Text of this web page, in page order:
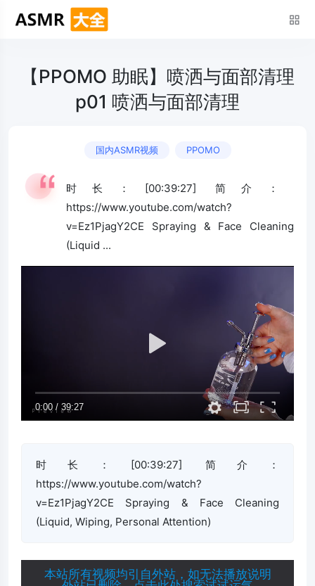
【PPOMO 助眠】喷洒与面部清理
p01 喷洒与面部清理
国内ASMR视频 PPOMO
时长：[00:39:27] 简介：
https://www.youtube.com/watch?
v=Ez1PjagY2CE Spraying & Face Cleaning
(Liquid ...
时长：[00:39:27] 简介：
https://www.youtube.com/watch?
v=Ez1PjagY2CE Spraying & Face Cleaning
(Liquid, Wiping, Personal Attention)
本站所有视频均引自外站，如无法播放说明